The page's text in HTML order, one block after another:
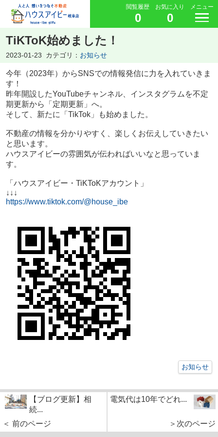
閲覧履歴
0
お気に入り
0
メニュー
TiKToK始めました！
2023-01-23 カテゴリ： お知らせ
今年（2023年）からSNSでの情報発信に力を入れていきま
す！
昨年開設したYouTubeチャンネル、インスタグラムを不定
期更新から「定期更新」へ。
そして、新たに「TikTok」も始めました。
不動産の情報を分かりやすく、楽しくお伝えしていきたい
と思います。
ハウスアイビーの雰囲気が伝わればいいなと思っていま
す。
「ハウスアイビー・TiKToKアカウント」
↓↓↓
https://www.tiktok.com/@house_ibe
お知らせ
【ブログ更新】相
続...
＜ 前のページ
電気代は10年でどれ...
＞次のページ